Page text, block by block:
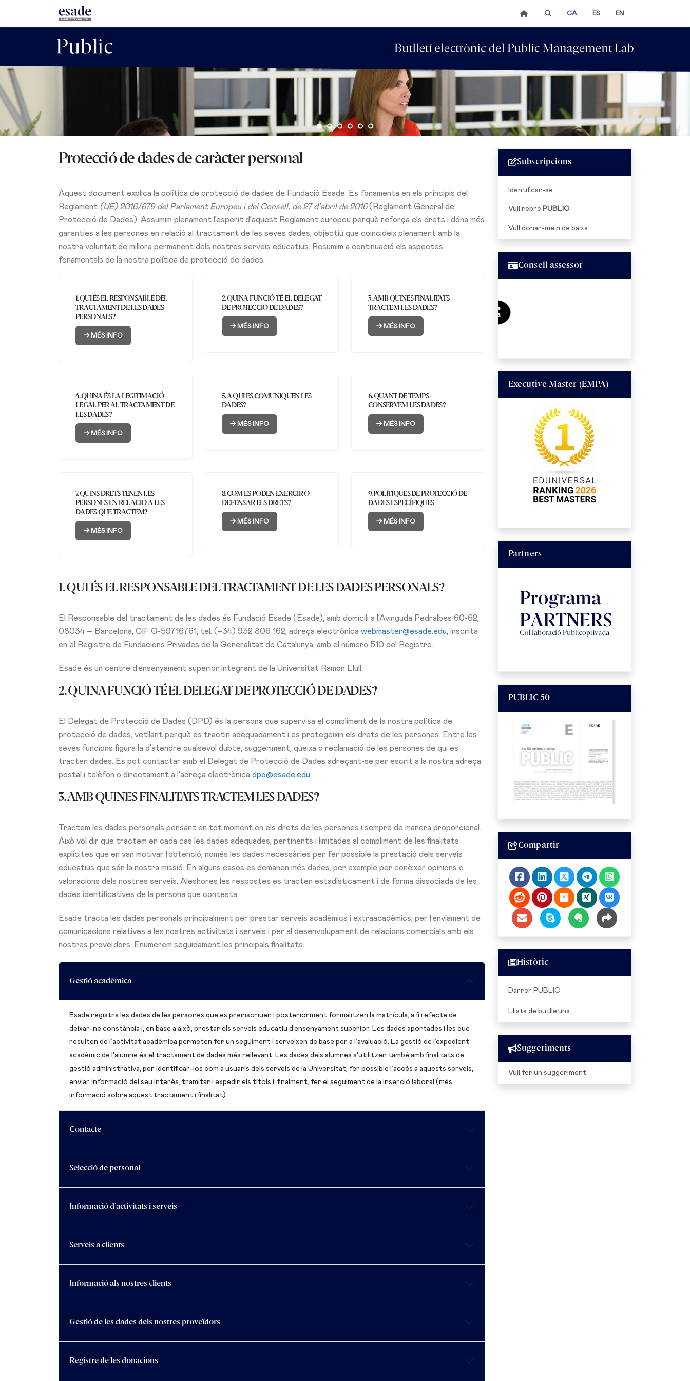
CA ES EN
Protecció de dades de caràcter personal
Aquest document explica la política de protecció de dades de Fundació Esade. Es fonamenta en els principis del
Reglament (UE) 2016/679 del Parlament Europeu i del Consell, de 27 d’abril de 2016(Reglament General de
Protecció de Dades). Assumim plenament l’esperit d’aquest Reglament europeu perquè reforça els drets i dóna més
garanties a les persones en relació al tractament de les seves dades, objectiu que coincideix plenament amb la
nostra voluntat de millora permanent dels nostres serveis educatius. Resumim a continuació els aspectes
fonamentals de la nostra política de protecció de dades.
1. QUI ÉS EL RESPONSABLE DEL
TRACTAMENT DE LES DADES
PERSONALS?
MÉS INFO
2. QUINA FUNCIÓ TÉ EL DELEGAT
DE PROTECCIÓ DE DADES?
MÉS INFO
3. AMB QUINES FINALITATS
TRACTEM LES DADES?
MÉS INFO
4. QUINA ÉS LA LEGITIMACIÓ
LEGAL PER AL TRACTAMENT DE
LES DADES?
MÉS INFO
5. A QUI ES COMUNIQUEN LES
DADES?
MÉS INFO
6. QUANT DE TEMPS
CONSERVEM LES DADES?
MÉS INFO
7. QUINS DRETS TENEN LES
PERSONES EN RELACIÓ A LES
DADES QUE TRACTEM?
MÉS INFO
8. COM ES PODEN EXERCIR O
DEFENSAR ELS DRETS?
MÉS INFO
9. POLÍTIQUES DE PROTECCIÓ DE
DADES ESPECÍFIQUES
MÉS INFO
1. QUI ÉS EL RESPONSABLE DEL TRACTAMENT DE LES DADES PERSONALS?
El Responsable del tractament de les dades és Fundació Esade (Esade), amb domicili a l’Avinguda Pedralbes 60-62,
08034 – Barcelona, CIF G-59716761, tel. (+34) 932 806 162, adreça electrònica webmaster@esade.edu, inscrita
en el Registre de Fundacions Privades de la Generalitat de Catalunya, amb el número 510 del Registre.
Esade és un centre d’ensenyament superior integrant de la Universitat Ramon Llull.
2. QUINA FUNCIÓ TÉ EL DELEGAT DE PROTECCIÓ DE DADES?
El Delegat de Protecció de Dades (DPD) és la persona que supervisa el compliment de la nostra política de
protecció de dades, vetllant perquè es tractin adequadament i es protegeixin els drets de les persones. Entre les
seves funcions figura la d’atendre qualsevol dubte, suggeriment, queixa o reclamació de les persones de qui es
tracten dades. Es pot contactar amb el Delegat de Protecció de Dades adreçant-se per escrit a la nostra adreça
postal i telèfon o directament a l’adreça electrònica dpo@esade.edu.
3. AMB QUINES FINALITATS TRACTEM LES DADES?
Tractem les dades personals pensant en tot moment en els drets de les persones i sempre de manera proporcional.
Això vol dir que tractem en cada cas les dades adequades, pertinents i limitades al compliment de les finalitats
explícites que en van motivar l’obtenció; només les dades necessàries per fer possible la prestació dels serveis
educatius que són la nostra missió. En alguns casos es demanen més dades, per exemple per conèixer opinions o
valoracions dels nostres serveis. Aleshores les respostes es tracten estadísticament i de forma dissociada de les
dades identificatives de la persona que contesta.
Esade tracta les dades personals principalment per prestar serveis acadèmics i extraacadèmics, per l’enviament de
comunicacions relatives a les nostres activitats i serveis i per al desenvolupament de relacions comercials amb els
nostres proveïdors. Enumerem seguidament les principals finalitats:
Gestió acadèmica
Esade registra les dades de les persones que es preinscriuen i posteriorment formalitzen la matrícula, a fi i efecte de
deixar-ne constància i, en base a això, prestar els serveis educatiu d’ensenyament superior. Les dades aportades i les que
resulten de l’activitat acadèmica permeten fer un seguiment i serveixen de base per a l’avaluació. La gestió de l’expedient
acadèmic de l’alumne és el tractament de dades més rellevant. Les dades dels alumnes s’utilitzen també amb finalitats de
gestió administrativa, per identificar-los com a usuaris dels serveis de la Universitat, fer possible l’accés a aquests serveis,
enviar informació del seu interès, tramitar i expedir els títols i, finalment, fer el seguiment de la inserció laboral (més
informació sobre aquest tractament i finalitat).
Contacte
Selecció de personal
Informació d’activitats i serveis
Serveis a clients
Informació als nostres clients
Gestió de les dades dels nostres proveïdors
Registre de les donacions
Subscripcions
Identificar-se
Vull rebre PUBLIC
Vull donar-me'n de baixa
Consell assessor
Executive Master (EMPA)
Partners
PUBLIC 50
Compartir
Històric
Darrer PUBLIC
Llista de butlletins
Suggeriments
Vull fer un suggeriment